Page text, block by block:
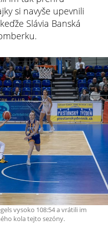
si navyše upevnili
Slávia Banská
vysoko 108:54 a vrátili im
kola tejto sezóny.